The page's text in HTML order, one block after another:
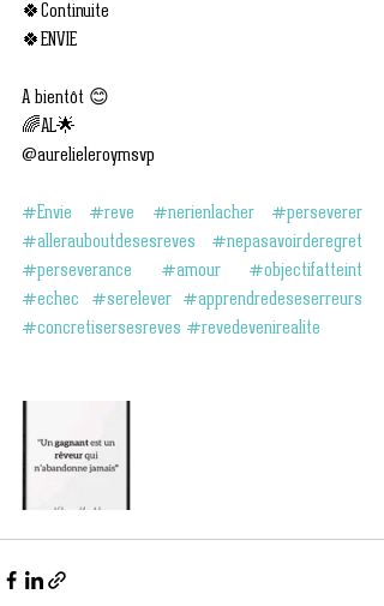
🍀Continuite
🍀ENVIE
A bientôt 😊
🌈AL🌟
@aurelieleroymsvp
#Envie #reve #nerienlacher
#perseverer
#allerauboutdesesreves
#nepasavoirderegret
#perseverance
#amour
#objectifatteint
#echec
#serelever
#apprendredeseserreurs
#concretisersesreves #revedevenirealite